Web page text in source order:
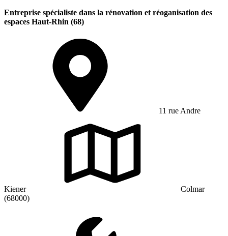
Entreprise spécialiste dans la rénovation et réoganisation des
espaces Haut-Rhin (68)
11 rue Andre
Kiener
Colmar
(68000)